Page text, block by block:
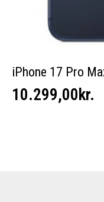
iPhone 17 Pro
10.299,00kr.